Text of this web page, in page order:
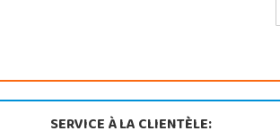
SERVICE À LA CLIENTÈLE: